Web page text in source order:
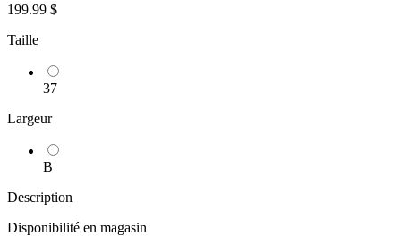
199.99 $
Taille
37
Largeur
B
Description
Disponibilité en magasin